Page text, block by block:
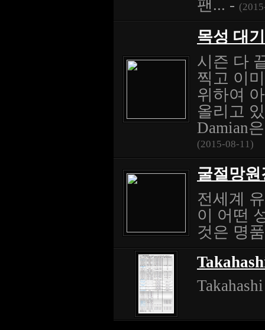
팬... -
목성 대
시즌 다
찍고 이
위하여
올리고
Damian
(2015-08-11)
굴절망
전세계
이 어떤
것은 명